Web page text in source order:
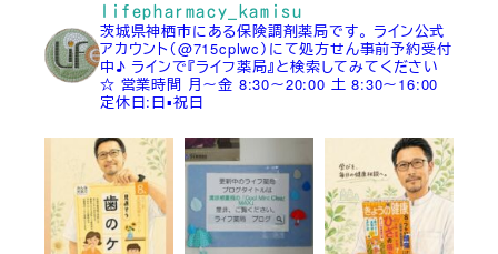
lifepharmacy_kamisu
茨城県神栖市にある保険調剤薬局です。 ライン公式
アカウント（@715cplwc）にて処方せん事前予約受付
中♪ ラインで『ライフ薬局』と検索してみてください
☆ 営業時間 月～金 8:30～20:00 土 8:30～16:00
定休日:日▪祝日